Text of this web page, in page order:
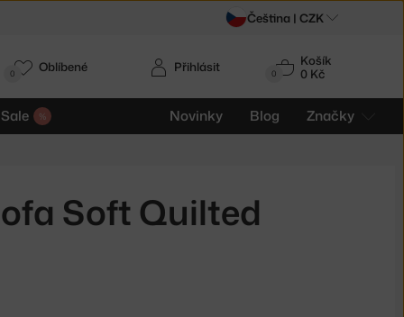
0
Košík
0 Kč
Novinky Blog Značky
Přihlásit
0 Oblíbené
Soft Quilted
Čeština | CZK